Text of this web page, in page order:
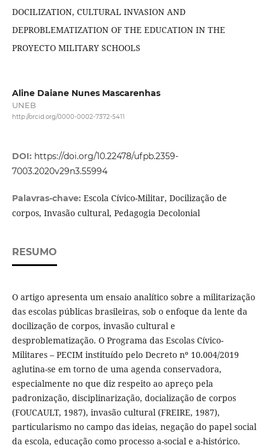
DOCILIZATION, CULTURAL INVASION AND
DEPROBLEMATIZATION OF THE EDUCATION IN THE
PROYECTO MILITARY SCHOOLS
Aline Daiane Nunes Mascarenhas
UNEB
http://orcid.org/0000-0002-7372-5411
DOI: https://doi.org/10.22478/ufpb.2359-
7003.2020v29n3.55994
Palavras-chave: Escola Cívico-Militar, Docilização de
corpos, Invasão cultural, Pedagogia Decolonial
RESUMO
O artigo apresenta um ensaio analítico sobre a militarização
das escolas públicas brasileiras, sob o enfoque da lente da
docilização de corpos, invasão cultural e
desproblematização. O Programa das Escolas Cívico-
Militares – PECIM instituído pelo Decreto nº 10.004/2019
aglutina-se em torno de uma agenda conservadora,
especialmente no que diz respeito ao apreço pela
padronização, disciplinarização, docialização de corpos
(FOUCAULT, 1987), invasão cultural (FREIRE, 1987),
particularismo no campo das ideias, negação do papel social
da escola, educação como processo a-social e a-histórico.